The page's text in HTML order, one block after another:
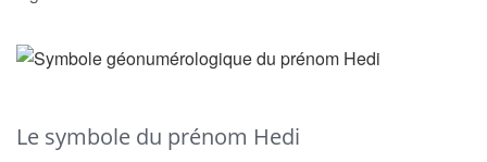
Le symbole du prénom Hedi